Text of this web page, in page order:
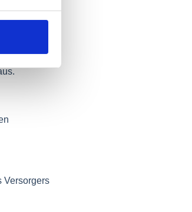
ergänzen,
Versorgers